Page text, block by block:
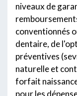
niveaux de
conventionnés
dentaire, de
préventives
naturelle et
forfait
pour les